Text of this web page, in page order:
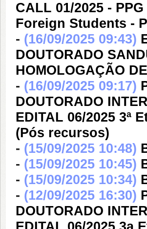
CALL 01/2025 -
Foreign Students -
- (16/09/2025 09:43)
DOUTORADO
HOMOLOGAÇÃO
- (16/09/2025 09:17)
DOUTORADO
EDITAL 06/2025 3ª
(Pós recursos)
- (15/09/2025 10:48)
- (15/09/2025 10:45)
- (15/09/2025 10:34)
- (12/09/2025 16:30)
DOUTORADO